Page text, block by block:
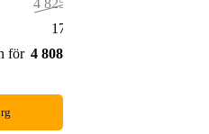
4 825,00 kr
17,00 kr
för 4 808,00 kr